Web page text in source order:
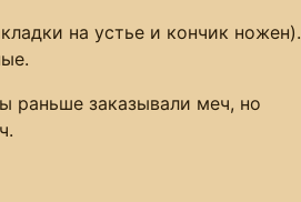
на устье и кончик ножен).
раньше заказывали меч, но